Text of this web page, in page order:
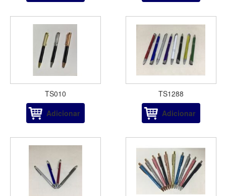
TS010
Adicionar
TS1288
Adicionar